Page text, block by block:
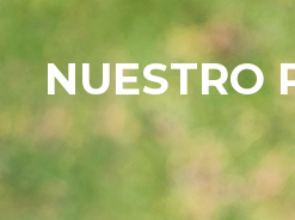
NUESTRO